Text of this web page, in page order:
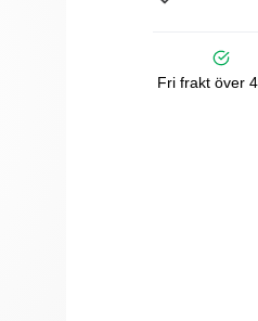
Fri frakt över